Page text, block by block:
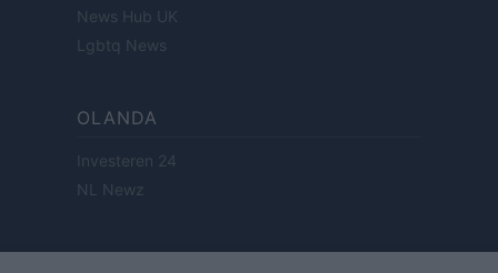
News Hub UK
Lgbtq News
OLANDA
Investeren 24
NL Newz